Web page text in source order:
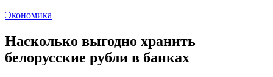
Экономика
Насколько выгодно хранить
белорусские рубли в банках